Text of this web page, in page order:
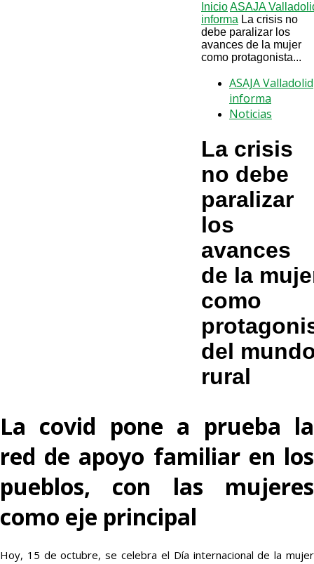
InicioASAJA
informa La crisis no
debe paralizar los
avances de la mujer
como protagonista...
ASAJA Valladolid
informa
Noticias
La crisis
no debe
paralizar
los
avances
de la
como
del
rural
La covid pone a prueba la
red de apoyo familiar en los
pueblos, con las mujeres
como eje principal
Hoy, 15 de octubre, se celebra el Día internacional de la mujer